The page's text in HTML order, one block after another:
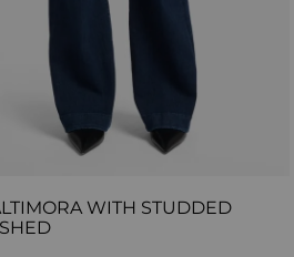
WITH STUDDED